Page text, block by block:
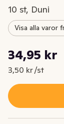
10 st, Duni
Visa alla varor
Nuvarande pris
34,95 kr
3,50 kr /st
Styckpris: 3,50